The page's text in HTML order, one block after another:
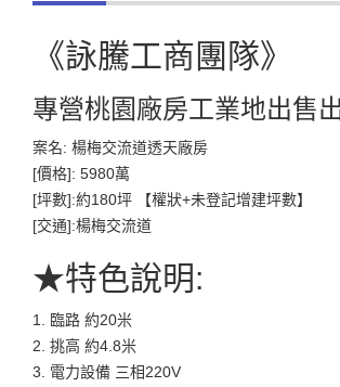
《詠騰工商團隊》
專營桃園廠房工業地出售
案名: 楊梅交流道透天廠房
[價格]: 5980萬
[坪數]:約180坪 【權狀+未登記增建坪數】
[交通]:楊梅交流道
★特色說明:
1. 臨路 約20米
2. 挑高 約4.8米
3. 電力設備 三相220V